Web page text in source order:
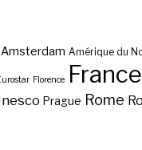
Amsterdam Amérique du
Florence France
Prague Rome